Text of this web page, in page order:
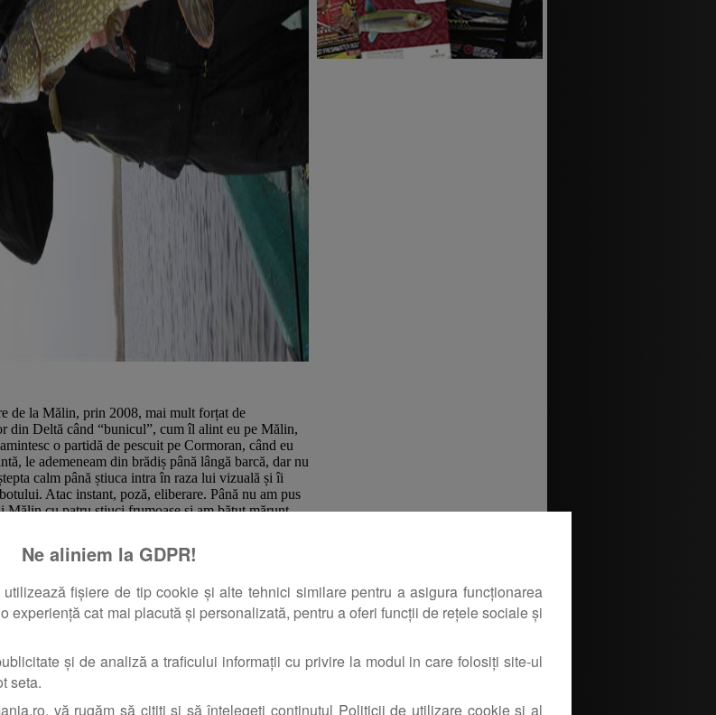
Ne aliniem la GDPR!
fișiere de tip cookie și alte tehnici similare pentru a asigura funcționarea
experiență cat mai placută și personalizată, pentru a oferi funcții de rețele sociale și
și de analiză a traficului informații cu privire la modul in care folosiți site-ul
seta.
vă rugăm să citiți și să întelegeți conținutul Politicii de utilizare cookieși al
de la Mălin, prin 2008, mai mult forțat de
din Deltă când “bunicul”, cum îl alint eu pe Mălin,
o partidă de pescuit pe Cormoran, când eu
le ademeneam din brădiș până lângă barcă, dar nu
calm până știuca intra în raza lui vizuală și îi
Atac instant, poză, eliberare. Până nu am pus
Mălin cu patru știuci frumoase și am bătut mărunt
a început să prindă pentru mine noi valențe.